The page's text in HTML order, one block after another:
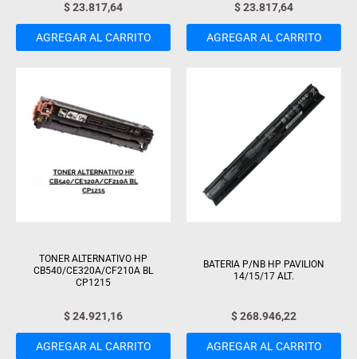
$23.817,64
AGREGAR AL CARRITO
$23.817,64
AGREGAR AL CARRITO
TONER ALTERNATIVO HP
CB540/CE320A/CF210A BL
CP1215
$24.921,16
AGREGAR AL CARRITO
BATERIA P/NB HP PAVILION
14/15/17 ALT.
$268.946,22
AGREGAR AL CARRITO